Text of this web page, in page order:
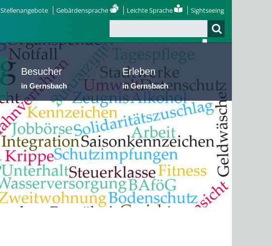
Stellenangebote Gebärdensprache Leichte Sprache Sightseeing
Besucher
in Gernsbach
Erleben
in Gernsbach